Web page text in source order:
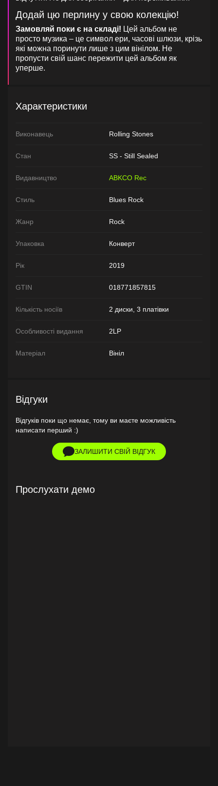
Додай цю перлину у свою колекцію!
Замовляй поки є на складі! Цей альбом не
просто музика – це символ ери, часові шлюзи, крізь
які можна поринути лише з цим вінілом. Не
пропусти свій шанс пережити цей альбом як
уперше.
Характеристики
Виконавець Rolling Stones
Стан SS - Still Sealed
Видавництво ABKCO Rec
Стиль Blues Rock
Жанр Rock
Упаковка Конверт
Рік 2019
GTIN 018771857815
Кількість носіїв 2 диски, 3 платівки
Особливості видання 2LP
Матеріал Вініл
Відгуки
Відгуків поки що немає, тому ви маєте можливість
написати перший :)
ЗАЛИШИТИ СВІЙ ВІДГУК
Прослухати демо